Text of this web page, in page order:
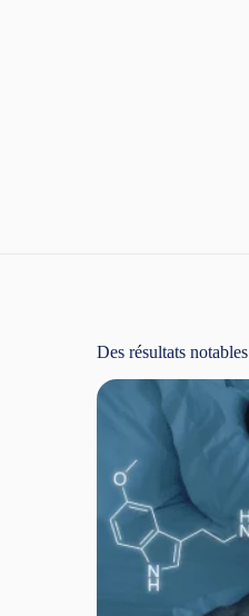
Des résultats notables